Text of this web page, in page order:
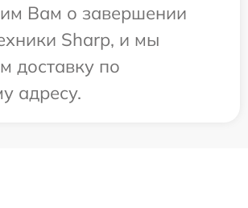
Вам о завершении
Sharp, и мы
доставку по
адресу.